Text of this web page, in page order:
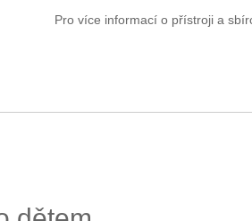
Pro více informací o přístroji a